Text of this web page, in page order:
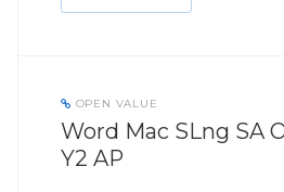
OPEN VALUE
Word Mac SLng SA
Y2 AP